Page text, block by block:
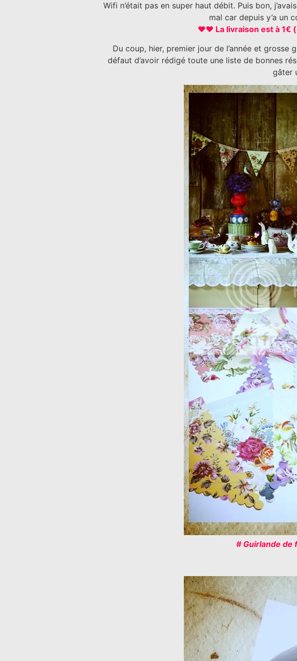
Wifi n’était pas en super haut débit. Puis bon,
mal car depuis y’a un
♥♥ La livraison est à 1€
Du coup, hier, premier jour de l’année et grosse
défaut d’avoir rédigé toute une liste de bonnes
gâter
# Guirlande de